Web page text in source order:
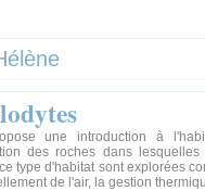
une introduction à
des roches dans
type d'habitat sont explorées
de l'air, la gestion